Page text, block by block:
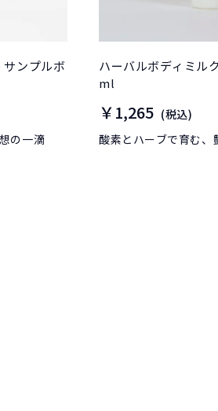
の一滴
ハーバルボディミル
ml
￥1,265 (税込)
酸素とハーブで育む、